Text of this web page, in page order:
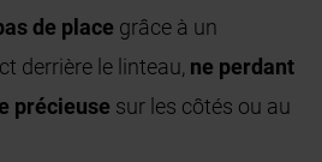
de place grâce à un
derrière le linteau, ne perdant
précieuse sur les côtés ou au